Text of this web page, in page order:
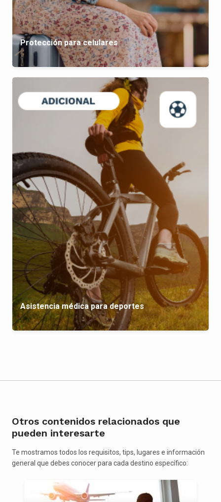
Protección para celulares
Asistencia médica para deportes
Otros contenidos relacionados que
pueden interesarte
Te mostramos todos los requisitos, tips, lugares e información
general que debes conocer para cada destino específico: